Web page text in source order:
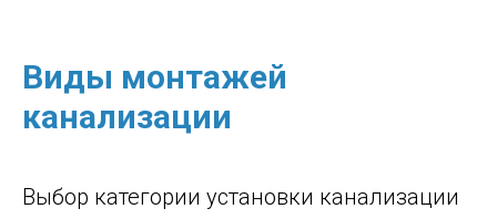
Виды монтажей
канализации
Выбор категории установки канализации